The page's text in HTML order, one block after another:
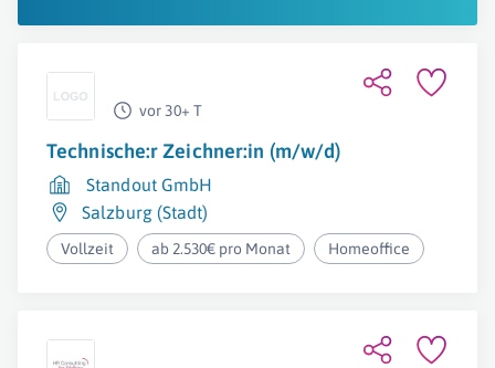
vor 30+ T
Technische:r Zeichner:in (m/w/d)
Standout GmbH
Salzburg (Stadt)
Vollzeit ab 2.530€ pro Monat Homeoffice